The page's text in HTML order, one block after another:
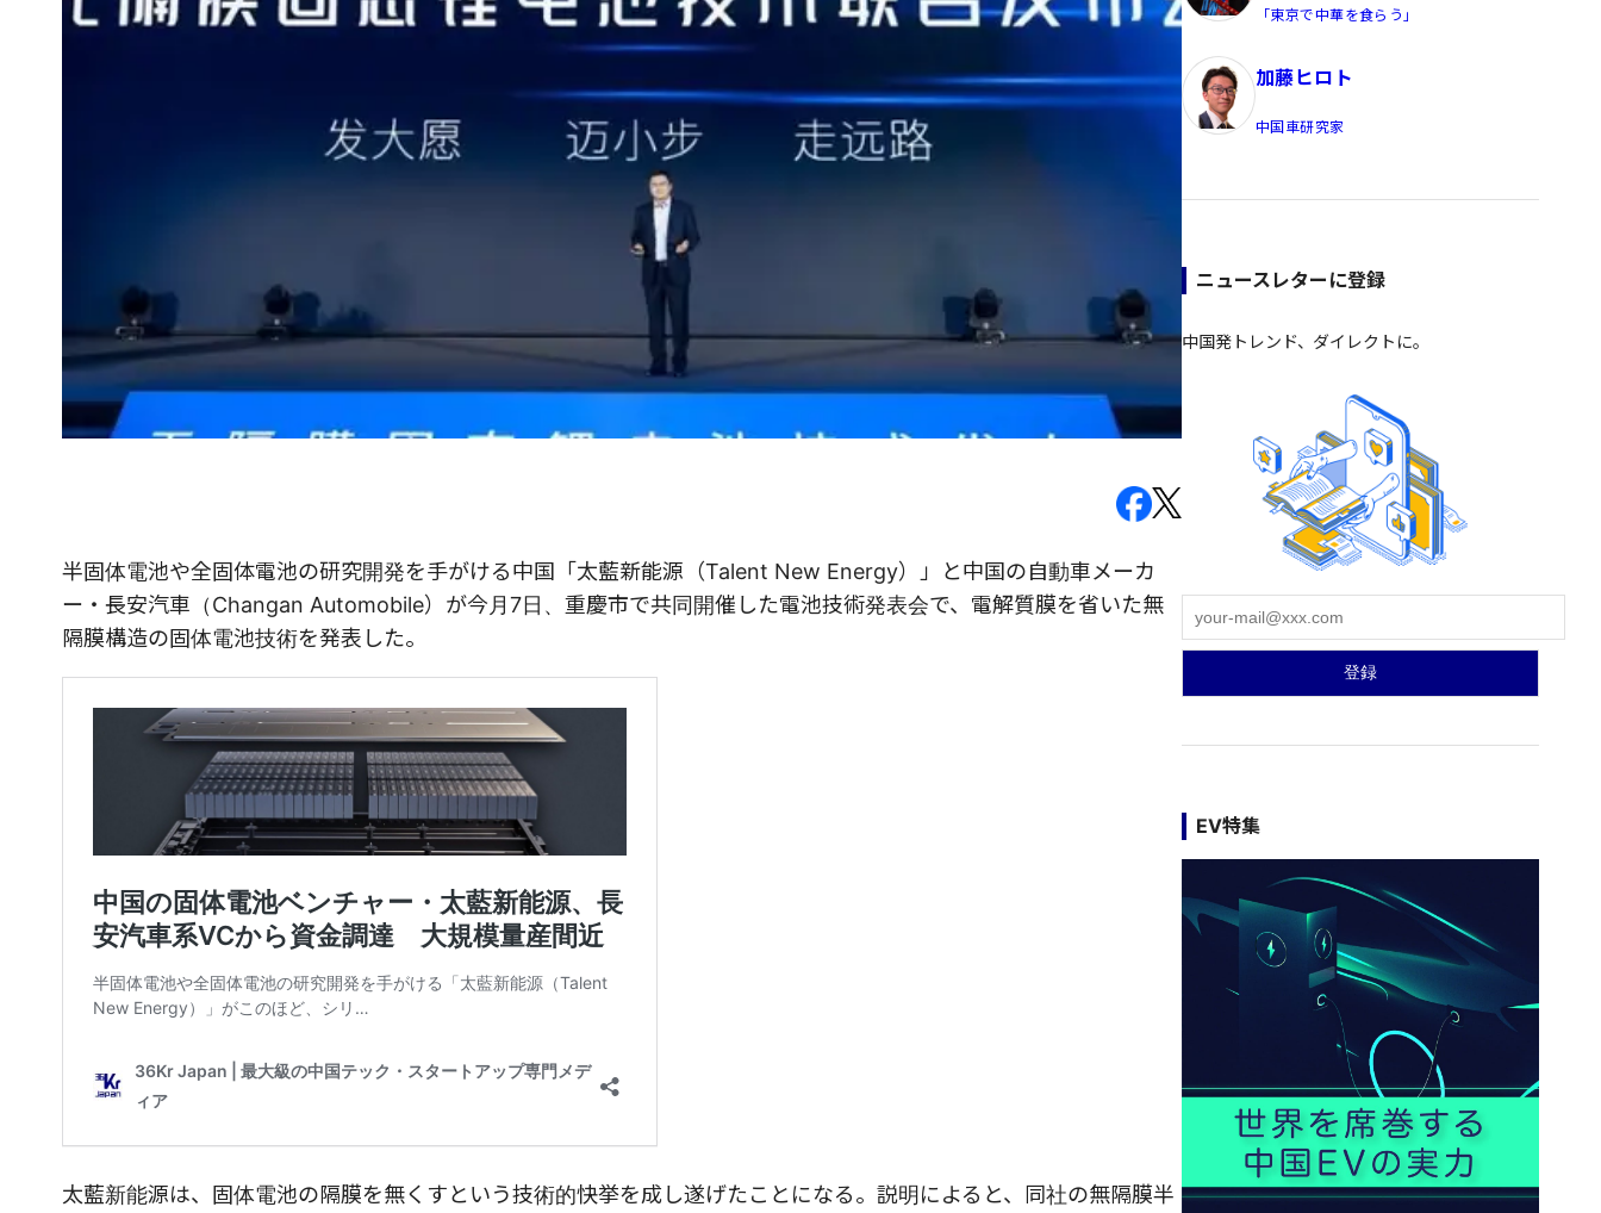
半固体電池や全固体電池の研究開発を手がける中国「太藍新能源（Talent New Energy）」と中国の自動車メーカ
ー・長安汽車（Changan Automobile）が今月7日、重慶市で共同開催した電池技術発表会で、電解質膜を省いた無
隔膜構造の固体電池技術を発表した。
太藍新能源は、固体電池の隔膜を無くすという技術的快挙を成し遂げたことになる。説明によると、同社の無隔膜半
「東京で中華を食らう」
加藤ヒロト
中国車研究家
ニュースレターに登録
中国発トレンド、ダイレクトに。
EV特集